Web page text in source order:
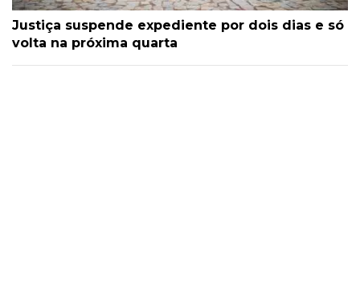
Justiça suspende expediente por dois dias e só
volta na próxima quarta